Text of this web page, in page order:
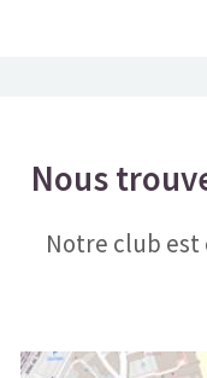
Nous
Notre club est